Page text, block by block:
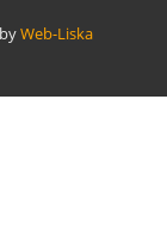
Web-Liska